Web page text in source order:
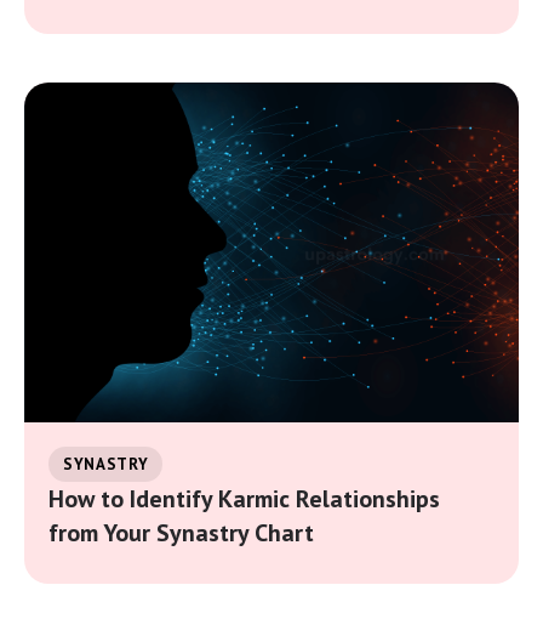
SYNASTRY
How to Identify Karmic Relationships
from Your Synastry Chart